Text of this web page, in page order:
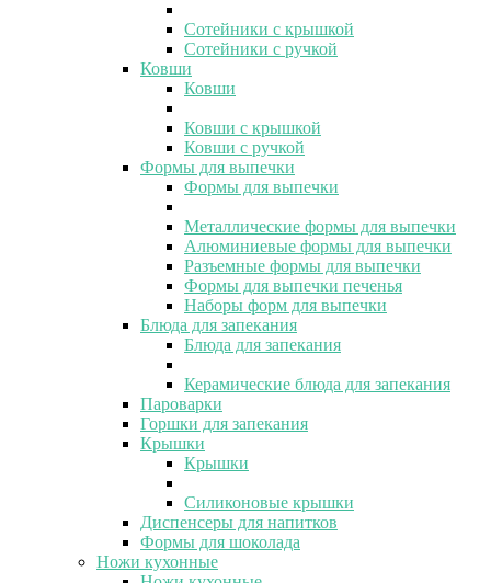
Сотейники с крышкой
Сотейники с ручкой
Ковши
Ковши
Ковши с крышкой
Ковши с ручкой
Формы для выпечки
Формы для выпечки
Металлические формы для выпечки
Алюминиевые формы для выпечки
Разъемные формы для выпечки
Формы для выпечки печенья
Наборы форм для выпечки
Блюда для запекания
Блюда для запекания
Керамические блюда для запекания
Пароварки
Горшки для запекания
Крышки
Крышки
Силиконовые крышки
Диспенсеры для напитков
Формы для шоколада
Ножи кухонные